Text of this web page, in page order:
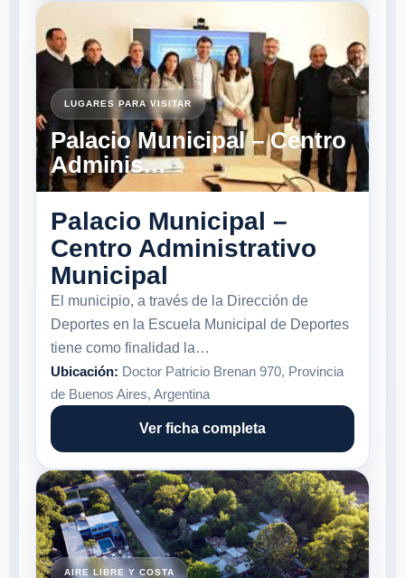
LUGARES PARA VISITAR
Palacio Municipal – Centro
Adminis…
Palacio Municipal –
Centro Administrativo
Municipal
El municipio, a través de la Dirección de
Deportes en la Escuela Municipal de Deportes
tiene como finalidad la…
Ubicación: Doctor Patricio Brenan 970, Provincia
de Buenos Aires, Argentina
Ver ficha completa
AIRE LIBRE Y COSTA